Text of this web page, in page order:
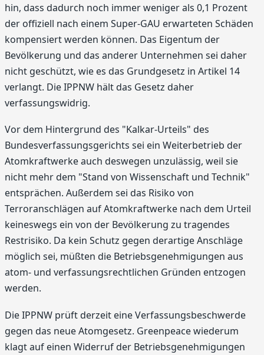
hin, dass dadurch noch immer weniger als 0,1 Prozent
der offiziell nach einem Super-GAU erwarteten Schäden
kompensiert werden können. Das Eigentum der
Bevölkerung und das anderer Unternehmen sei daher
nicht geschützt, wie es das Grundgesetz in Artikel 14
verlangt. Die IPPNW hält das Gesetz daher
verfassungswidrig.
Vor dem Hintergrund des "Kalkar-Urteils" des
Bundesverfassungsgerichts sei ein Weiterbetrieb der
Atomkraftwerke auch deswegen unzulässig, weil sie
nicht mehr dem "Stand von Wissenschaft und Technik"
entsprächen. Außerdem sei das Risiko von
Terroranschlägen auf Atomkraftwerke nach dem Urteil
keineswegs ein von der Bevölkerung zu tragendes
Restrisiko. Da kein Schutz gegen derartige Anschläge
möglich sei, müßten die Betriebsgenehmigungen aus
atom- und verfassungsrechtlichen Gründen entzogen
werden.
Die IPPNW prüft derzeit eine Verfassungsbeschwerde
gegen das neue Atomgesetz. Greenpeace wiederum
klagt auf einen Widerruf der Betriebsgenehmigungen